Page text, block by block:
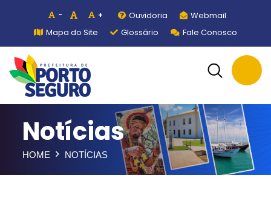
- + Ouvidoria
Webmail
Mapa do Site
Glossário Fale Conosco
Notícias
HOME NOTÍCIAS